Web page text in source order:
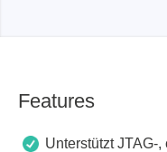
Features
Unterstützt JTAG-